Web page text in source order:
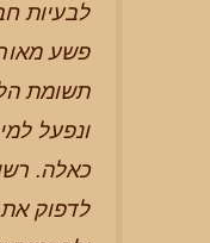
לבעיות
פשע
תשומת
ונפעל
כאלה.
לדפוק